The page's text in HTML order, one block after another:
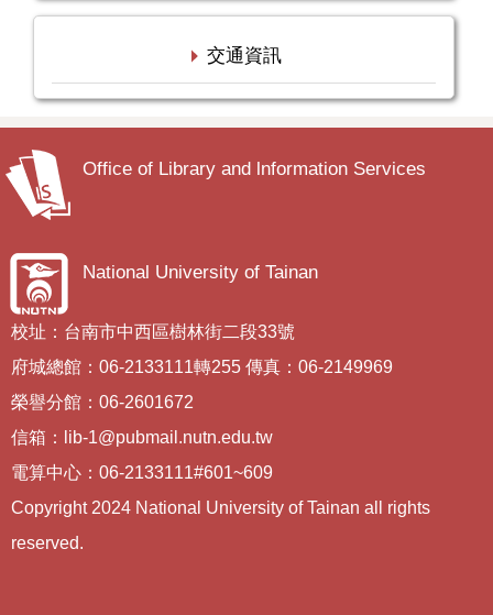
交通資訊
Office of Library and lnformation Services
National University of Tainan
校址：台南市中西區樹林街二段33號
府城總館：06-2133111轉255 傳真：06-2149969
榮譽分館：06-2601672
信箱：lib-1@pubmail.nutn.edu.tw
電算中心：06-2133111#601~609
Copyright 2024 National University of Tainan all rights
reserved.